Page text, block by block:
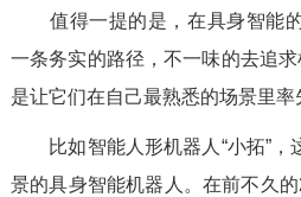
值得一提的是，在具身智能
一条务实的路径，不一味的去追
是让它们在自己最熟悉的场景里率
比如智能人形机器人“小拓”
景的具身智能机器人。在前不久